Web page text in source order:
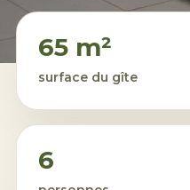
65 m²
surface du gîte
6